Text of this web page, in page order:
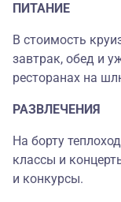
ПИТАНИЕ
В стоимость
завтрак, обед и
ресторанах на
РАЗВЛЕЧЕНИЯ
На борту
классы и
и конкурсы.